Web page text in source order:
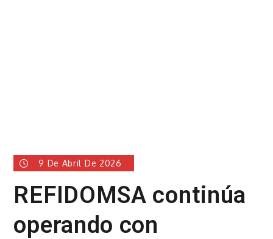
9 De Abril De 2026
REFIDOMSA continúa
operando con